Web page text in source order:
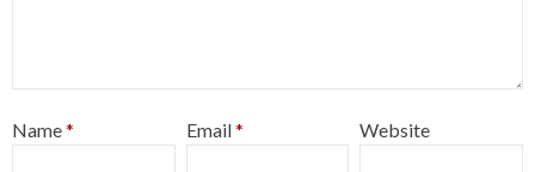
Name* Email* Website